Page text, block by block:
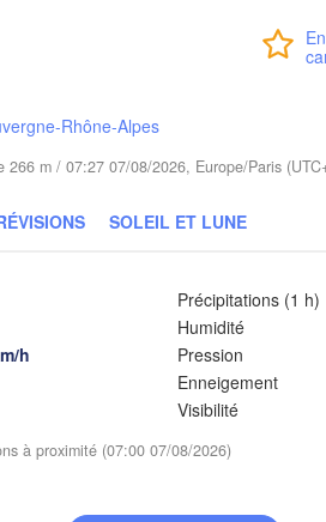
Premium
Rhône-Alpes
266 m / 07:27 07/08/2026, Europe/Paris
SOLEIL ET LUNE
h
Précipitations (1 h)
Humidité
Pression
Enneigement
Visibilité
à proximité (07:00 07/08/2026)
Warszawa
Wrocław
Budapest
SLOVAQUIE
D